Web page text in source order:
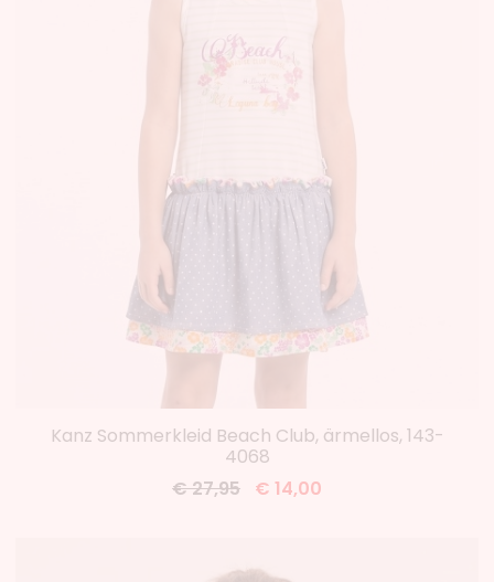
Kanz Sommerkleid Beach Club, ärmellos, 143-
4068
€ 27,95
€ 14,00